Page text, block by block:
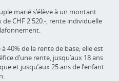
marié s’élève à un montant
de CHF 2'520.-, rente individuelle
à 40% de la rente de base; elle est
d’une rente, jusqu’aux 18 ans
et jusqu’aux 25 ans de l’enfant